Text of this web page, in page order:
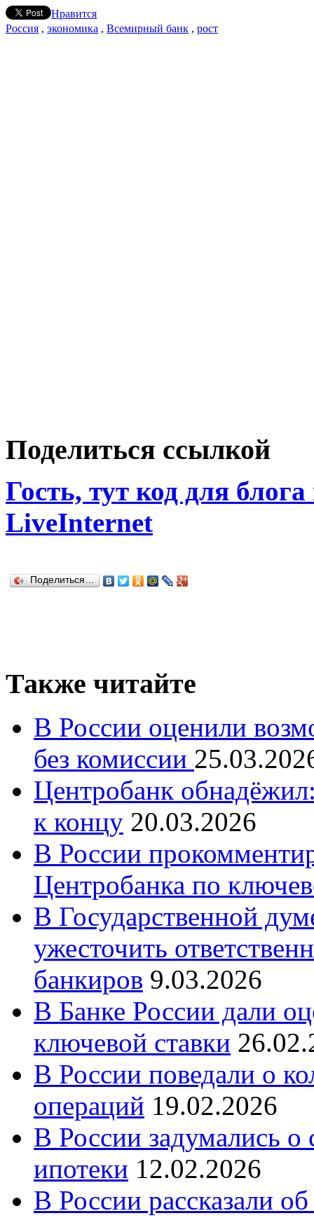
Нравится
Россия , экономика , Всемирный банк , рост
Поделиться ссылкой
Гость, тут код для
LiveInternet
Поделиться…
Также читайте
В России оценили
без комиссии
Центробанк
к концу 20.03.2026
В России
Центробанка по
В Государственной
ужесточить
банкиров 9.03.2026
В Банке России дали
ключевой ставки
В России поведали о
операций 19.02.2026
В России задумались
ипотеки 12.02.2026
В России рассказали